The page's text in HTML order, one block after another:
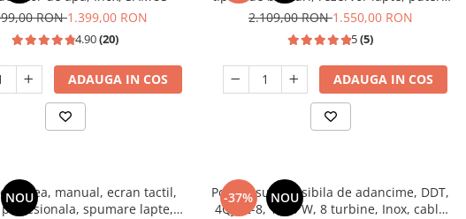
RON1.399,00 RON
4.90(20)
ADAUGA IN COS
1350W, SAMUS
2.109,00 RON1.550,00 RON
5(5)
ADAUGA IN COS
NOU
cafea, manual, ecran tactil,
spumare lapte,
-37% NOU
Pompa submersibila de adancime, DDT,
4QJD2-8, 1500 W, 8 turbine, Inox, cablu